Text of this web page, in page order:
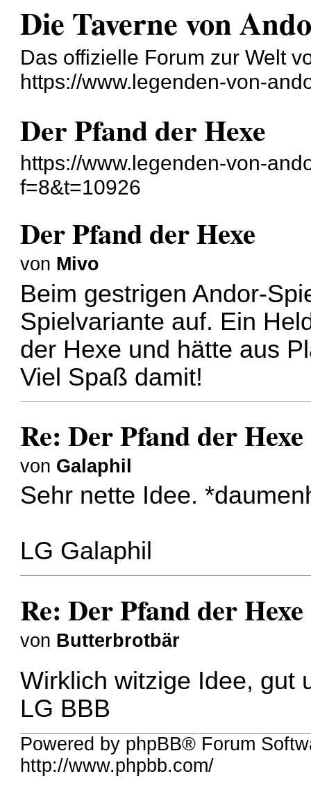
Die Taverne von
Das offizielle Forum zur Welt
https://www.legenden-von-
Der Pfand der Hexe
https://www.legenden-von-
f=8&t=10926
Der Pfand der Hexe
von Mivo
Beim gestrigen Andor-
Spielvariante auf. Ein
der Hexe und hätte aus
Viel Spaß damit!
Re: Der Pfand der Hexe
von Galaphil
Sehr nette Idee.
LG Galaphil
Re: Der Pfand der Hexe
von Butterbrotbär
Wirklich witzige Idee, gut
LG BBB
Powered by phpBB® Forum
http://www.phpbb.com/